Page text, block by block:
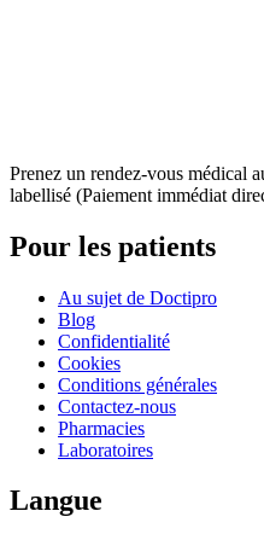
Prenez un rendez-vous médical
labellisé (Paiement immédiat
Pour les patients
Au sujet de Doctipro
Blog
Confidentialité
Cookies
Conditions générales
Contactez-nous
Pharmacies
Laboratoires
Langue